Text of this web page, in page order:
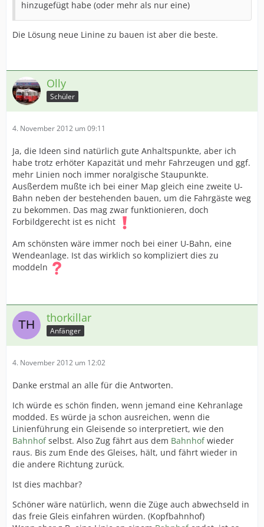
hinzugefügt habe (oder mehr als nur eine)
Die Lösung neue Linine zu bauen ist aber die beste.
Olly
Schüler
4. November 2012 um 09:11
Ja, die Ideen sind natürlich gute Anhaltspunkte, aber ich
habe trotz erhöter Kapazität und mehr Fahrzeugen und ggf.
mehr Linien noch immer noralgische Staupunkte.
Ausßerdem mußte ich bei einer Map gleich eine zweite U-
Bahn neben der bestehenden bauen, um die Fahrgäste weg
zu bekommen. Das mag zwar funktionieren, doch
Forbildgerecht ist es nicht
Am schönsten wäre immer noch bei einer U-Bahn, eine
Wendeanlage. Ist das wirklich so kompliziert dies zu
moddeln
thorkillar
Anfänger
4. November 2012 um 12:02
Danke erstmal an alle für die Antworten.
Ich würde es schön finden, wenn jemand eine Kehranlage
modded. Es würde ja schon ausreichen, wenn die
Linienführung ein Gleisende so interpretiert, wie den
Bahnhofselbst. Also Zug fährt aus dem Bahnhofwieder
raus. Bis zum Ende des Gleises, hält, und fährt wieder in
die andere Richtung zurück.
Ist dies machbar?
Schöner wäre natürlich, wenn die Züge auch abwechseld in
das freie Gleis einfahren würden. (Kopfbahnhof)